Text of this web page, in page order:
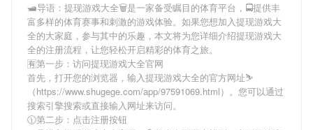
🛥导语： 提现游戏大全🗑是一家备受瞩目的体育平台，🚍提供丰
富多样的体育赛事和刺激的游戏体验。如果您想加入提现游戏大
全的大家庭，参与其中的乐趣，本文将为您详细介绍提现游戏大
全的注册流程，让您轻松开启精彩的体育之旅。
🈶第一步：访问提现游戏大全官网
首先，打开您的浏览器，输入提现游戏大全的官方网址⛷
（https://www.shugege.com/app/97591069.html）。您可以通过
搜索引擎搜索或直接输入网址来访问。
🕦第二步：点击注册按钮